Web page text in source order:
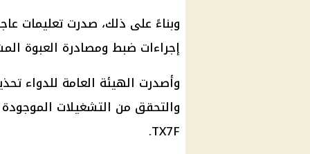
وبناءً على ذلك، صدرت تعليمات
إجراءات ضبط ومصادرة العبوة
وأصدرت الهيئة العامة للدواء
والتحقق من التشغيلات
TX7F.